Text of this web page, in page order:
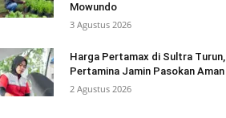
Mowundo
3 Agustus 2026
Harga Pertamax di Sultra Turun,
Pertamina Jamin Pasokan Aman
2 Agustus 2026